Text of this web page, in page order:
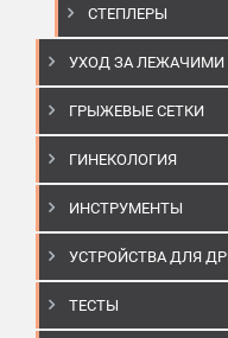
СТЕПЛЕРЫ
УХОД ЗА
ГРЫЖЕВЫЕ СЕТКИ
ГИНЕКОЛОГИЯ
ИНСТРУМЕНТЫ
УСТРОЙСТВА ДЛЯ
ТЕСТЫ